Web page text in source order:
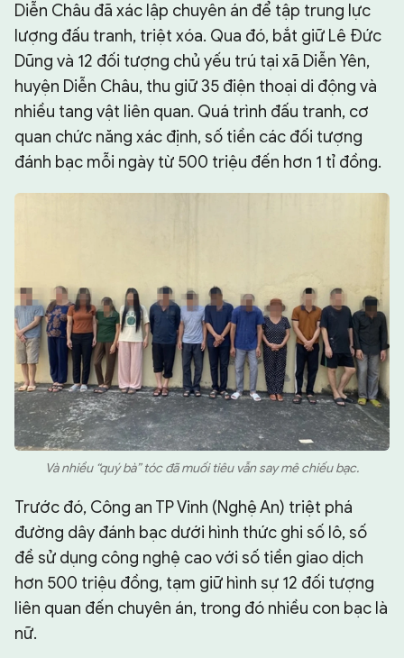
Diễn Châu đã xác lập chuyên án để tập trung lực
lượng đấu tranh, triệt xóa. Qua đó, bắt giữ Lê Đức
Dũng và 12 đối tượng chủ yếu trú tại xã Diễn Yên,
huyện Diễn Châu, thu giữ 35 điện thoại di động và
nhiều tang vật liên quan. Quá trình đấu tranh, cơ
quan chức năng xác định, số tiền các đối tượng
đánh bạc mỗi ngày từ 500 triệu đến hơn 1 tỉ đồng.
Và nhiều “quý bà” tóc đã muối tiêu vẫn say mê chiếu bạc.
Trước đó, Công an TP Vinh (Nghệ An) triệt phá
đường dây đánh bạc dưới hình thức ghi số lô, số
đề sử dụng công nghệ cao với số tiền giao dịch
hơn 500 triệu đồng, tạm giữ hình sự 12 đối tượng
liên quan đến chuyên án, trong đó nhiều con bạc là
nữ.